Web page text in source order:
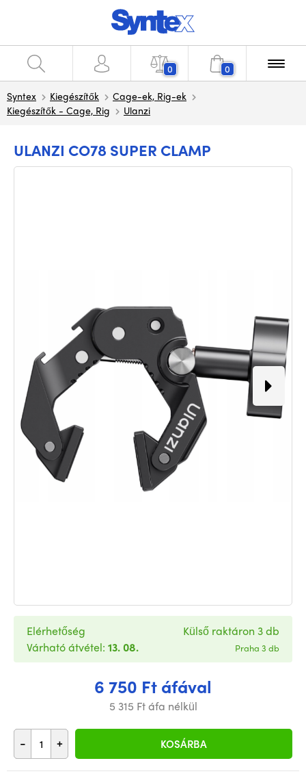
0 0
Syntex Kiegészítők
Cage-ek, Rig-ek
Kiegészítők - Cage, Rig
Ulanzi
ULANZI CO78 SUPER CLAMP
6 750 Ft áfával
5 315 Ft áfa nélkül
- + KOSÁRBA
Elérhetőség
Várható átvétel: 13. 08.
Külső raktáron 3 db
Praha 3 db